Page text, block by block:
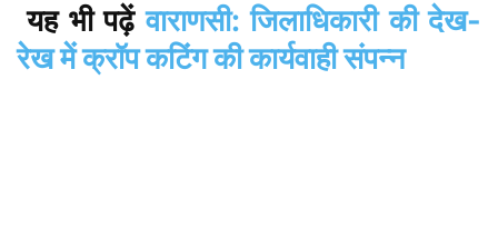
यह भी पढ़ेंवाराणसी: जिलाधिकारी की देख-
रेख में क्रॉप कटिंग की कार्यवाही संपन्न